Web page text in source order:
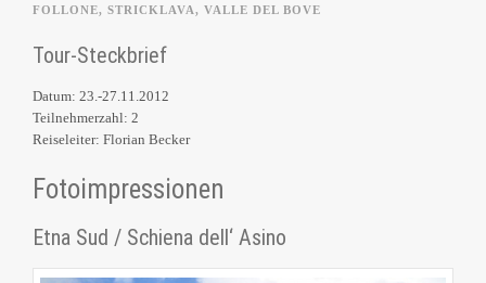
FOLLONE, STRICKLAVA, VALLE DEL BOVE
Tour-Steckbrief
Datum: 23.-27.11.2012
Teilnehmerzahl: 2
Reiseleiter: Florian Becker
Fotoimpressionen
Etna Sud / Schiena dell‘ Asino